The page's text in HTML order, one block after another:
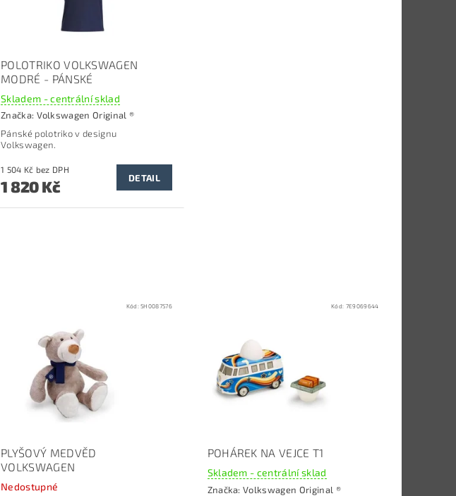
POLOTRIKO VOLKSWAGEN
MODRÉ - PÁNSKÉ
Skladem - centrální sklad
Značka: Volkswagen Original ®
Pánské polotriko v designu
Volkswagen.
1 504 Kč bez DPH
1 820 Kč DETAIL
Kód:5H0087576
PLYŠOVÝ MEDVĚD
VOLKSWAGEN
Nedostupné
Kód: 7E9069644
POHÁREK NA VEJCE T1
Skladem - centrální sklad
Značka:Volkswagen Original ®